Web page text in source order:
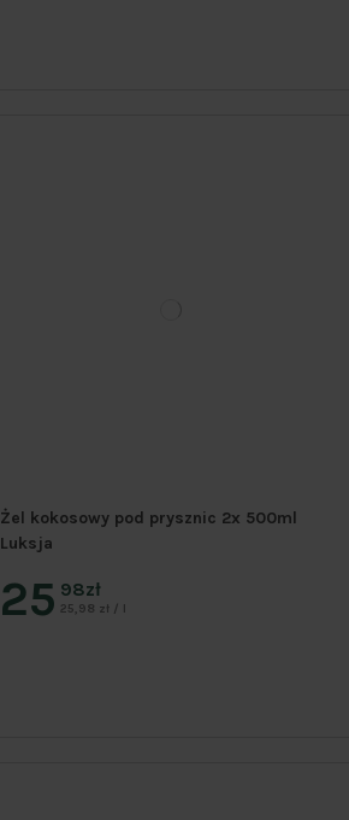
Żel kokosowy pod prysznic 2x 500ml
Luksja
25 98zł
25,98 zł / l